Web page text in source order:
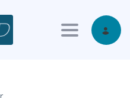
Toggle